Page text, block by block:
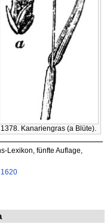
1378. Kanariengras (a Blüte).
Lexikon, fünfte Auflage,